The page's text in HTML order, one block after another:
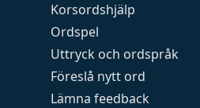
Korsordshjälp
Ordspel
Uttryck och ordspråk
Föreslå nytt ord
Lämna feedback